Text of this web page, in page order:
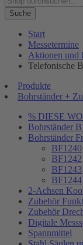
Suche
Start
Messetermine
Aktionen und
Telefonische
Produkte
Bohrständer +
% DIESE
Bohrständer
Bohrständer
BF1240
BF1242
BF1243
BF1244
2-Achsen
Zubehör
Zubehör
Digitale
Spannmittel